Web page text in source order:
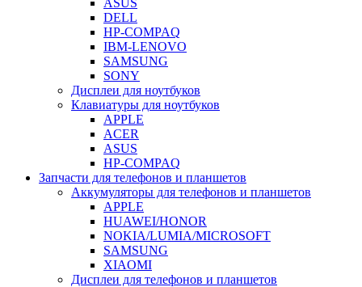
ASUS
DELL
HP-COMPAQ
IBM-LENOVO
SAMSUNG
SONY
Дисплеи для ноутбуков
Клавиатуры для ноутбуков
APPLE
ACER
ASUS
HP-COMPAQ
Запчасти для телефонов и планшетов
Аккумуляторы для телефонов и планшетов
APPLE
HUAWEI/HONOR
NOKIA/LUMIA/MICROSOFT
SAMSUNG
XIAOMI
Дисплеи для телефонов и планшетов